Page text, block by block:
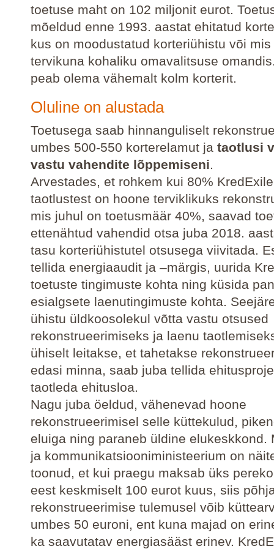
toetuse maht on 102 miljonit eurot.
mõeldud enne 1993. aastat ehitatud
kus on moodustatud korteriühistu või mis
tervikuna kohaliku omavalitsuse
peab olema vähemalt kolm korterit.
Oluline on alustada
Toetusega saab hinnanguliselt
umbes 500-550 korterelamut ja taotlusi
vastu vahendite lõppemiseni.
Arvestades, et rohkem kui 80%
taotlustest on hoone terviklikuks
mis juhul on toetusmäär 40%, saavad
ettenähtud vahendid otsa juba 2018.
tasu korteriühistutel otsusega viivitada.
tellida energiaaudit ja –märgis, uurida
toetuste tingimuste kohta ning küsida
esialgsete laenutingimuste kohta.
ühistu üldkoosolekul võtta vastu otsused
rekonstrueerimiseks ja laenu
ühiselt leitakse, et tahetakse
edasi minna, saab juba tellida
taotleda ehitusloa.
Nagu juba öeldud, vähenevad hoone
rekonstrueerimisel selle küttekulud,
eluiga ning paraneb üldine elukeskkond.
ja kommunikatsiooniministeerium on
toonud, et kui praegu maksab üks
eest keskmiselt 100 eurot kuus, siis
rekonstrueerimise tulemusel võib
umbes 50 euroni, ent kuna majad on
ka saavutatav energiasääst erinev.